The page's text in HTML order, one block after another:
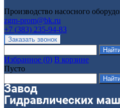
Производство насосного
zgm-prom@bk.ru
+7 (383) 235-94-83
Избранное (0) В корзине
Пусто